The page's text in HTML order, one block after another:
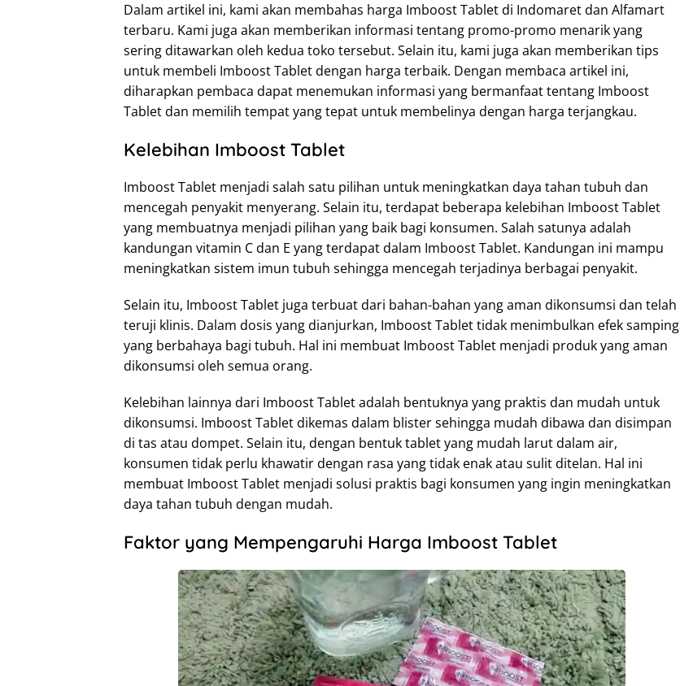
Dalam artikel ini, kami akan membahas harga Imboost Tablet di Indomaret dan Alfamart
terbaru. Kami juga akan memberikan informasi tentang promo-promo menarik yang
sering ditawarkan oleh kedua toko tersebut. Selain itu, kami juga akan memberikan tips
untuk membeli Imboost Tablet dengan harga terbaik. Dengan membaca artikel ini,
diharapkan pembaca dapat menemukan informasi yang bermanfaat tentang Imboost
Tablet dan memilih tempat yang tepat untuk membelinya dengan harga terjangkau.
Kelebihan Imboost Tablet
Imboost Tablet menjadi salah satu pilihan untuk meningkatkan daya tahan tubuh dan
mencegah penyakit menyerang. Selain itu, terdapat beberapa kelebihan Imboost Tablet
yang membuatnya menjadi pilihan yang baik bagi konsumen. Salah satunya adalah
kandungan vitamin C dan E yang terdapat dalam Imboost Tablet. Kandungan ini mampu
meningkatkan sistem imun tubuh sehingga mencegah terjadinya berbagai penyakit.
Selain itu, Imboost Tablet juga terbuat dari bahan-bahan yang aman dikonsumsi dan telah
teruji klinis. Dalam dosis yang dianjurkan, Imboost Tablet tidak menimbulkan efek samping
yang berbahaya bagi tubuh. Hal ini membuat Imboost Tablet menjadi produk yang aman
dikonsumsi oleh semua orang.
Kelebihan lainnya dari Imboost Tablet adalah bentuknya yang praktis dan mudah untuk
dikonsumsi. Imboost Tablet dikemas dalam blister sehingga mudah dibawa dan disimpan
di tas atau dompet. Selain itu, dengan bentuk tablet yang mudah larut dalam air,
konsumen tidak perlu khawatir dengan rasa yang tidak enak atau sulit ditelan. Hal ini
membuat Imboost Tablet menjadi solusi praktis bagi konsumen yang ingin meningkatkan
daya tahan tubuh dengan mudah.
Faktor yang Mempengaruhi Harga Imboost Tablet